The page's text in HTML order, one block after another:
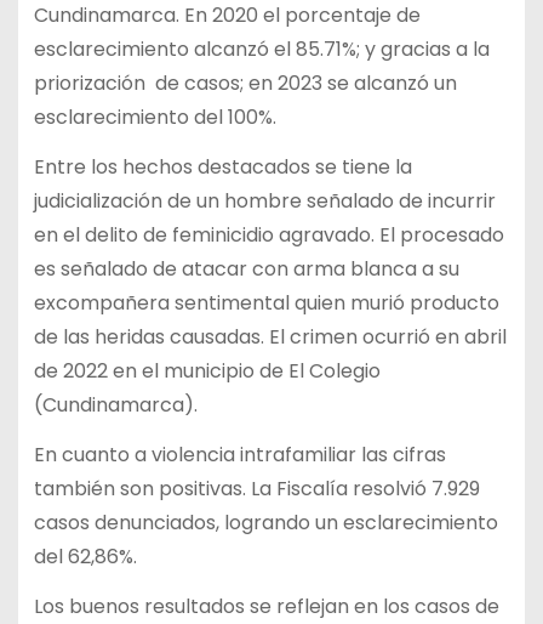
Cundinamarca. En 2020 el porcentaje de
esclarecimiento alcanzó el 85.71%; y gracias a la
priorización de casos; en 2023 se alcanzó un
esclarecimiento del 100%.
Entre los hechos destacados se tiene la
judicialización de un hombre señalado de incurrir
en el delito de feminicidio agravado. El procesado
es señalado de atacar con arma blanca a su
excompañera sentimental quien murió producto
de las heridas causadas. El crimen ocurrió en abril
de 2022 en el municipio de El Colegio
(Cundinamarca).
En cuanto a violencia intrafamiliar las cifras
también son positivas. La Fiscalía resolvió 7.929
casos denunciados, logrando un esclarecimiento
del 62,86%.
Los buenos resultados se reflejan en los casos de